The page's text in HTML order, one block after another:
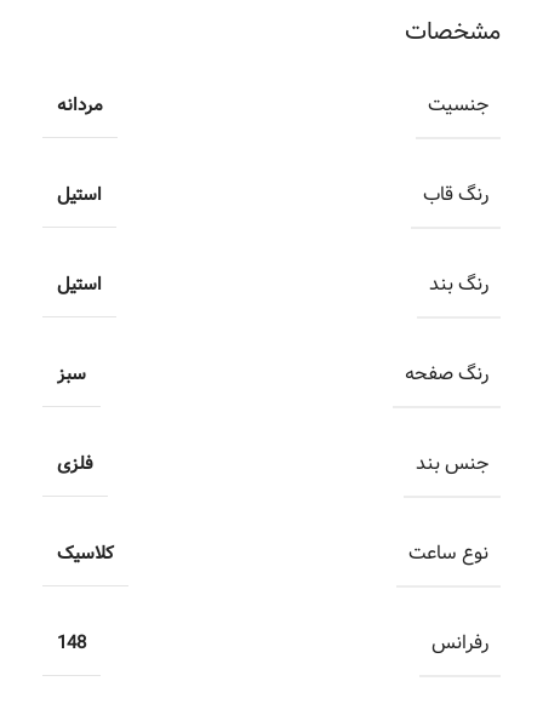
مشخصات
جنسیت مردانه
رنگ قاب استیل
رنگ بند استیل
رنگ صفحه سبز
جنس بند فلزی
نوع ساعت کلاسیک
رفرانس 148